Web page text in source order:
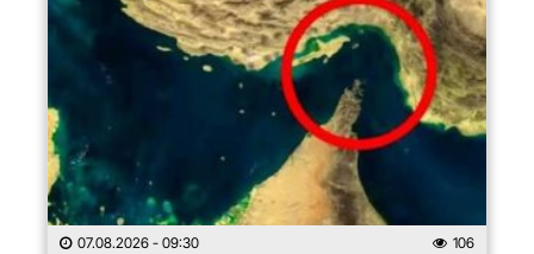
07.08.2026 - 09:30 106